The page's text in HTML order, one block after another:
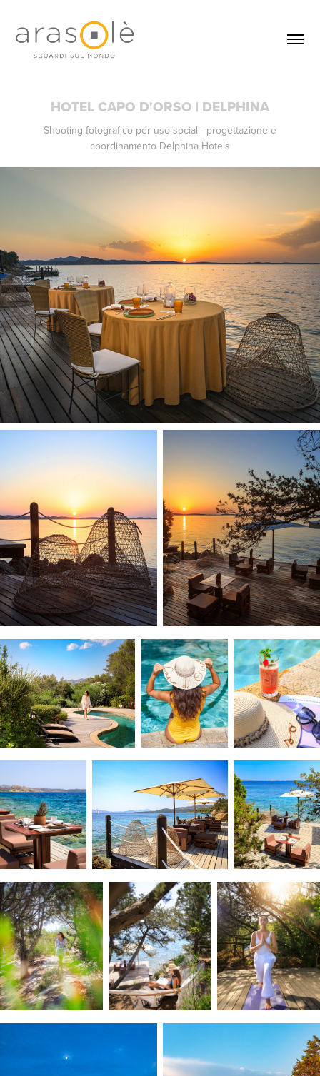
HOTEL CAPO D'ORSO | DELPHINA
Shooting fotografico per uso social - progettazione e
coordinamento Delphina Hotels